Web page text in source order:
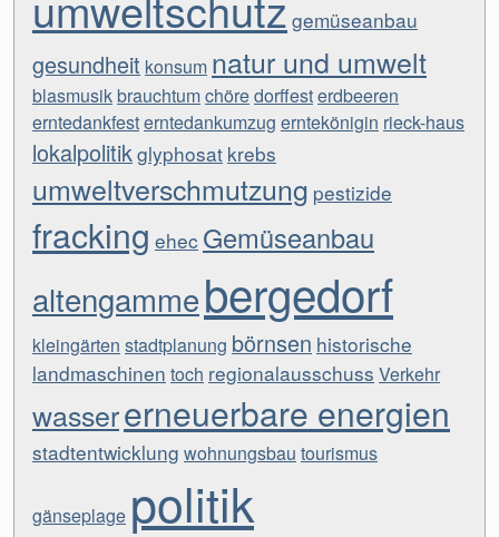
gemüseanbau
gesundheit konsum natur und umwelt
blasmusikbrauchtumchöredorffesterdbeeren
erntedankfesterntedankumzug erntekönigin rieck-haus
lokalpolitikglyphosat krebs
umweltverschmutzung pestizide
fracking ehec Gemüseanbau
altengammebergedorf
kleingärten stadtplanung börnsen historische
landmaschinen toch regionalausschuss Verkehr
wassererneuerbare energien
stadtentwicklung wohnungsbau tourismus
gänseplage politik